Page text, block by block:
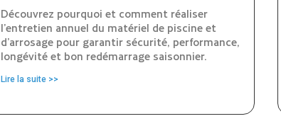
Découvrez pourquoi et comment réaliser
l’entretien annuel du matériel de piscine et
d’arrosage pour garantir sécurité, performance,
longévité et bon redémarrage saisonnier.
Lire la suite >>